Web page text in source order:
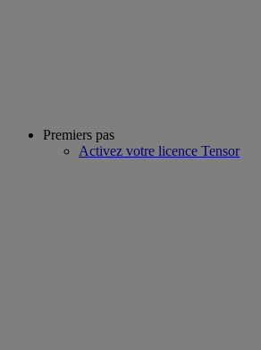
Premiers pas
Activez votre licence Tensor